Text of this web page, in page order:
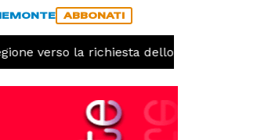
ABBONATI
verso la richiesta dello stato di calamità